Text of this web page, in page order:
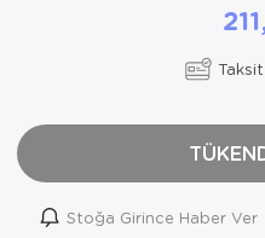
Stoğa Girince Haber Ver